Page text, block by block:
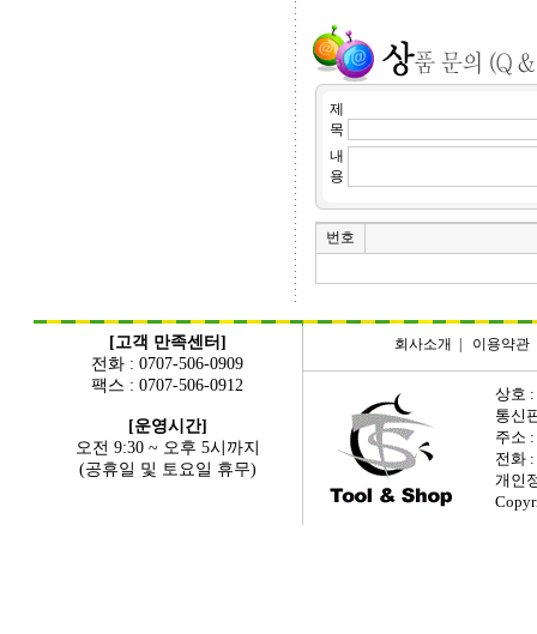
제
목
내
용
번호
[고객 만족센터]
전화 : 0707-506-0909
팩스 : 0707-506-0912
[운영시간]
오전 9:30 ~ 오후 5시까지
(공휴일 및 토요일 휴무)
회사소개 이용약관
상호
통신
주소
전화
개인